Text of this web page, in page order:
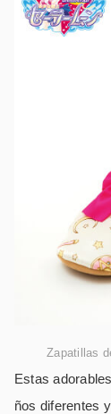
Zapatillas
Estas
ños diferentes